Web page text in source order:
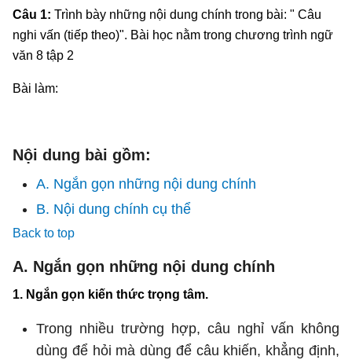
Câu 1: Trình bày những nội dung chính trong bài: " Câu
nghi vấn (tiếp theo)". Bài học nằm trong chương trình ngữ
văn 8 tập 2
Bài làm:
Nội dung bài gồm:
A. Ngắn gọn những nội dung chính
B. Nội dung chính cụ thể
Back to top
A. Ngắn gọn những nội dung chính
1. Ngắn gọn kiến thức trọng tâm.
Trong nhiều trường hợp, câu nghỉ vấn không
dùng để hỏi mà dùng để câu khiến, khẳng định,